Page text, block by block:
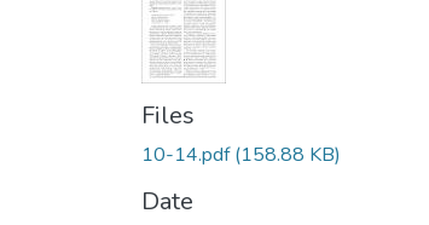
Files
10-14.pdf(158.88 KB)
Date